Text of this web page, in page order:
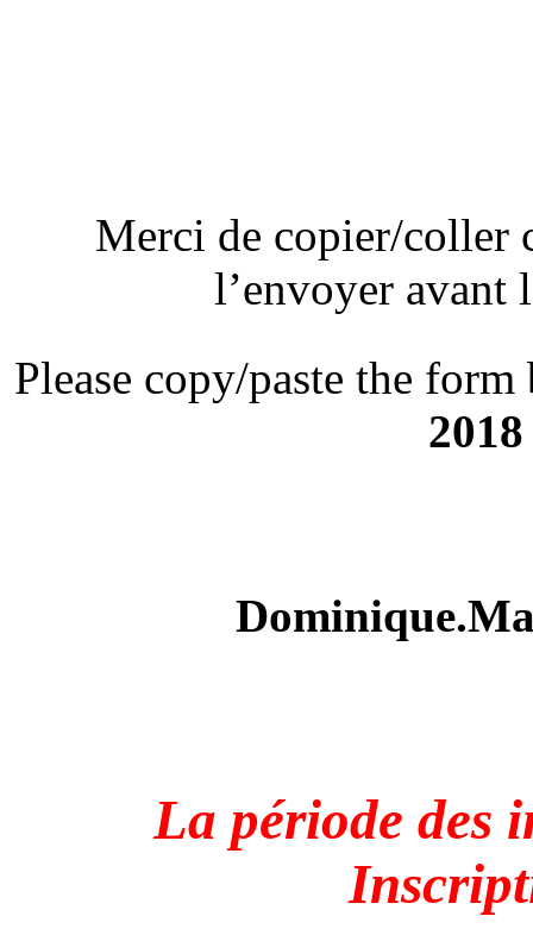
Merci de copier/coller
l’envoyer avant
Please copy/paste the
2018
La période des